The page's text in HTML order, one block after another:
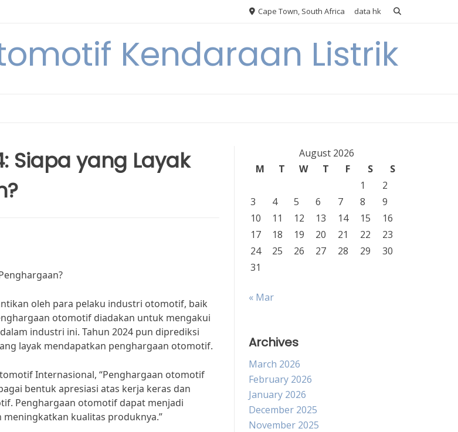
Cape Town, South Africa data hk
Kendaraan Listrik
Siapa yang Layak
oleh para pelaku industri otomotif, baik
otomotif diadakan untuk mengakui
industri ini. Tahun 2024 pun diprediksi
layak mendapatkan penghargaan otomotif.
Internasional, “Penghargaan otomotif
bentuk apresiasi atas kerja keras dan
Penghargaan otomotif dapat menjadi
kualitas produknya.”
August 2026
M
T W T F S
S
1
2
3
4 5 6 7 8
9
10
11 12 13 14 15
16
17
18 19 20 21 22
23
24
25 26 27 28 29
30
31
« Mar
Archives
March 2026
February 2026
January 2026
December 2025
November 2025